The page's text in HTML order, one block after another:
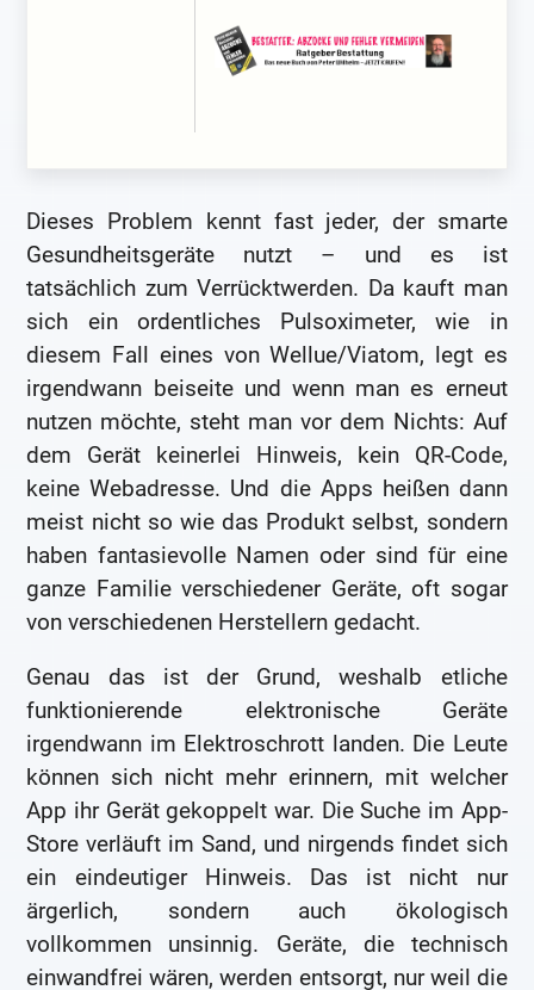
Dieses Problem kennt fast jeder, der smarte
Gesundheitsgeräte nutzt – und es ist
tatsächlich zum Verrücktwerden. Da kauft man
sich ein ordentliches Pulsoximeter, wie in
diesem Fall eines von Wellue/Viatom, legt es
irgendwann beiseite und wenn man es erneut
nutzen möchte, steht man vor dem Nichts: Auf
dem Gerät keinerlei Hinweis, kein QR-Code,
keine Webadresse. Und die Apps heißen dann
meist nicht so wie das Produkt selbst, sondern
haben fantasievolle Namen oder sind für eine
ganze Familie verschiedener Geräte, oft sogar
von verschiedenen Herstellern gedacht.
Genau das ist der Grund, weshalb etliche
funktionierende elektronische Geräte
irgendwann im Elektroschrott landen. Die Leute
können sich nicht mehr erinnern, mit welcher
App ihr Gerät gekoppelt war. Die Suche im App-
Store verläuft im Sand, und nirgends findet sich
ein eindeutiger Hinweis. Das ist nicht nur
ärgerlich, sondern auch ökologisch
vollkommen unsinnig. Geräte, die technisch
einwandfrei wären, werden entsorgt, nur weil die